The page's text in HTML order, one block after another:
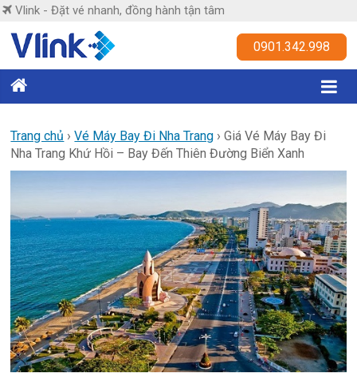
Skip
content
Vlink - Đặt vé nhanh, đồng hành tận tâm
Vlink
nhanh,
đồng
hành
tâm
0901.342.998
Trang chủ ›Vé Máy Bay Đi Nha Trang ›Giá Vé Máy Bay Đi
Nha Trang Khứ Hồi – Bay Đến Thiên Đường Biển Xanh